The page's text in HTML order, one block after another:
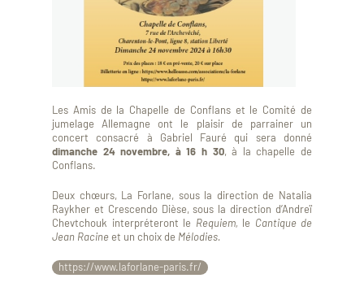
Les Amis de la Chapelle de Conflans et le Comité de
jumelage Allemagne ont le plaisir de parrainer un
concert consacré à Gabriel Fauré qui sera donné
dimanche 24 novembre, à 16 h 30, à la chapelle de
Conflans.
Deux chœurs, La Forlane, sous la direction de Natalia
Raykher et Crescendo Dièse, sous la direction d’Andreï
Chevtchouk interpréteront le Requiem, le Cantique de
Jean Racine et un choix de Mélodies.
https://www.laforlane-paris.fr/